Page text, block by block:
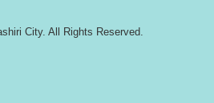
City. All Rights Reserved.